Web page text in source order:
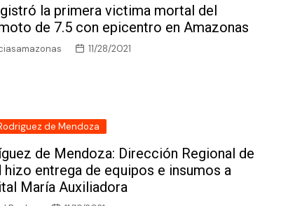
la primera victima mortal del
de 7.5 con epicentro en Amazonas
11/28/2021
de Mendoza
de Mendoza: Dirección Regional de
hizo entrega de equipos e insumos a
María Auxiliadora